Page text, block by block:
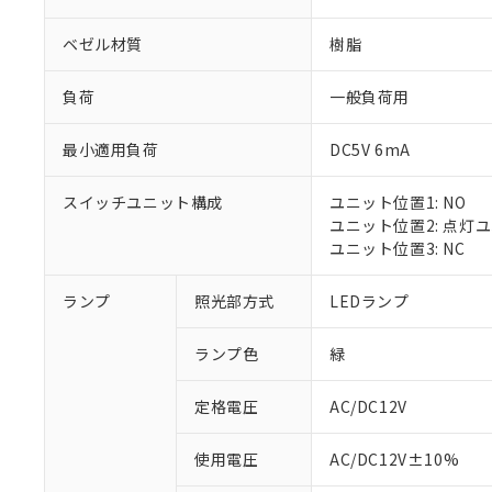
ベゼル材質 樹脂
負荷 一般負荷用
最小適用負荷 DC5V 6mA
スイッチユニット構成
ユニット位置1: NO
ユニット位置2: 点灯
ユニット位置3: NC
ランプ 照光部方式 LEDランプ
ランプ色 緑
定格電圧 AC/DC12V
使用電圧 AC/DC12V±10%
※1 対応状況